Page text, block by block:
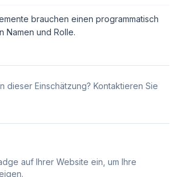
brauchen einen programmatisch
Namen und Rolle.
dieser Einschätzung? Kontaktieren Sie
auf Ihrer Website ein, um Ihre